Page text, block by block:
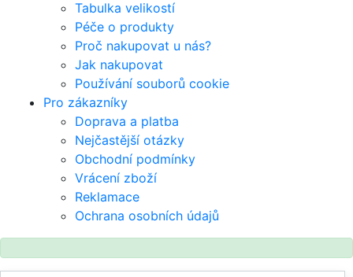
Péče o produkty
Proč nakupovat u nás?
Jak nakupovat
Používání souborů cookie
Pro zákazníky
Doprava a platba
Nejčastější otázky
Obchodní podmínky
Vrácení zboží
Reklamace
Ochrana osobních údajů
×